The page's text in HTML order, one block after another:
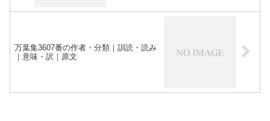
万葉集3607番の作者・分類｜訓読・読み
｜意味・訳｜原文